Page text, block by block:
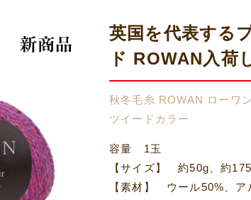
英国を代表する
ド ROWAN入荷
秋冬毛糸 ROWAN ローワ
ツイードカラー
容量 1玉
【サイズ】 約50g、約
【素材】 ウール50%、ア